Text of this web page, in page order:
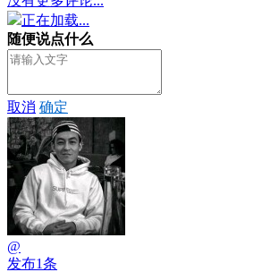
正在加载...
随便说点什么
取消 确定
@
发布1条